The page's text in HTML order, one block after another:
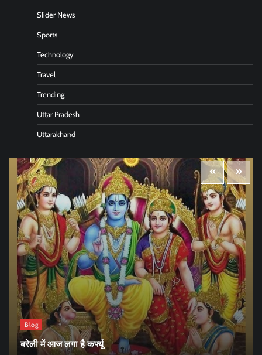
Slider News
Sports
Technology
Travel
Trending
Uttar Pradesh
Uttarakhand
Blog
बरेली में आज लगा है कर्फ्यू